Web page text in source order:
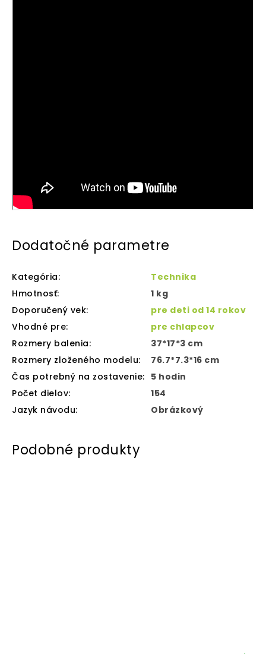
Dodatočné parametre
Kategória:
Technika
Hmotnosť:
1 kg
Doporučený vek:
pre deti od 14 rokov
Vhodné pre:
pre chlapcov
Rozmery balenia:
37*17*3 cm
Rozmery zloženého modelu:
76.7*7.3*16 cm
Čas potrebný na zostavenie: 5 hodin
Počet dielov:
154
Jazyk návodu: Obrázkový